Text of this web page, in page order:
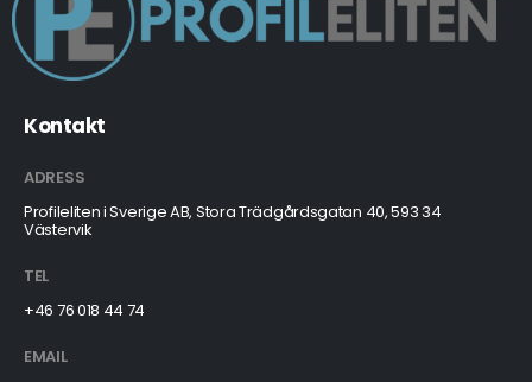
Kontakt
ADRESS
Profileliten i Sverige AB, Stora Trädgårdsgatan 40, 593 34
Västervik
TEL
+46 76 018 44 74
EMAIL